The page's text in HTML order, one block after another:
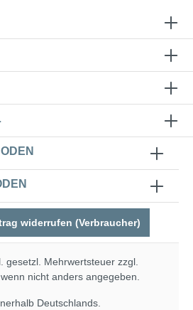
widerrufen (Verbraucher)
gesetzl. Mehrwertsteuer zzgl.
, wenn nicht anders angegeben.
Deutschlands.